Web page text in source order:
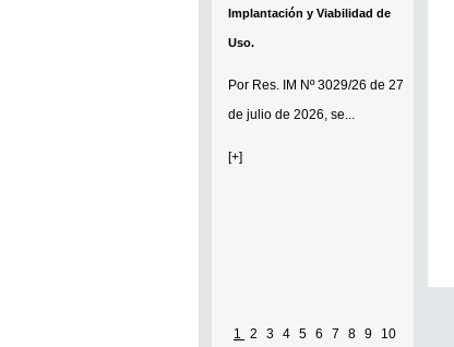
Implantación y Viabilidad de
Uso.
Por Res. IM Nº 3029/26 de 27
de julio de 2026, se...
[+]
1 2 3 4 5 6 7 8 9 10